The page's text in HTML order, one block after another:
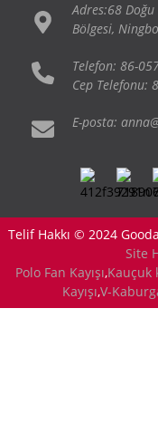
Adres:68 Doğu
Bölgesi,
Telefon: 86-
Cep Telefonu:
E-posta:
Telif Hakkı © 2024
Site
Polo Fan Kayışı,Kauçuk
Kayışı,V-